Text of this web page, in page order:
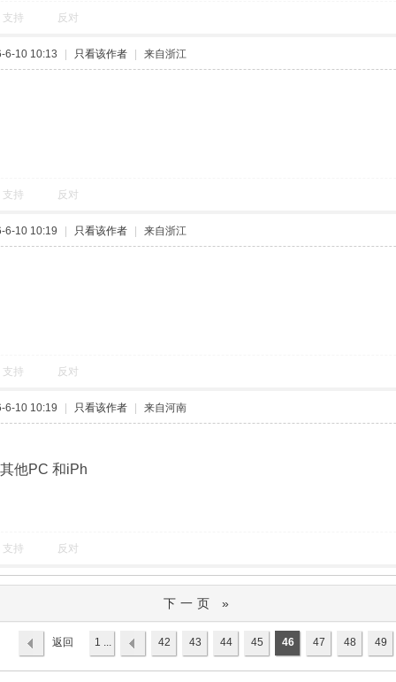
支持 反对
6-10 10:13 只看该作者 来自浙江
支持 反对
6-10 10:19 只看该作者 来自浙江
支持 反对
6-10 10:19 只看该作者 来自河南
他PC 和iPh
支持 反对
下一页 »
1 ... 42 43 44 45 46 47 48 49
返回